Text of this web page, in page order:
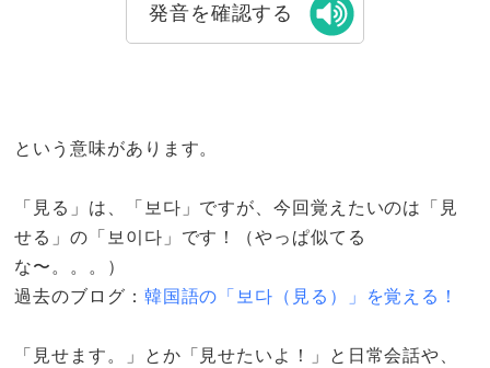
発音を確認する
という意味があります。
「見る」は、「보다」ですが、今回覚えたいのは「見
せる」の「보이다」です！（やっぱ似てる
な〜。。。）
過去のブログ： 韓国語の「보다（見る）」を覚える！
「見せます。」とか「見せたいよ！」と日常会話や、